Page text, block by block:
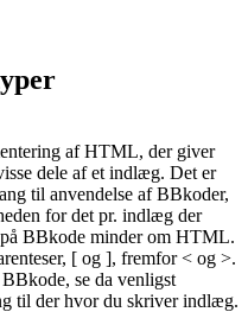
af HTML, der giver
dele af et indlæg. Det er
til anvendelse af BBkoder,
for det pr. indlæg der
BBkode minder om HTML.
[ og ], fremfor < og >.
se da venligst
til der hvor du skriver indlæg.